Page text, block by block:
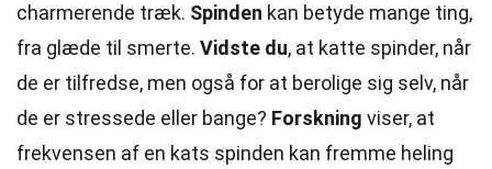
charmerende træk. Spinden kan betyde mange ting,
fra glæde til smerte. Vidste du, at katte spinder, når
de er tilfredse, men også for at berolige sig selv, når
de er stressede eller bange? Forskning viser, at
frekvensen af en kats spinden kan fremme heling